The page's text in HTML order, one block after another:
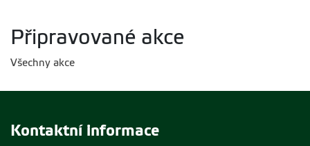
Připravované akce
Všechny akce
Kontaktní informace